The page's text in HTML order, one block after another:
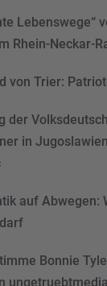
Lebenswege“
Rhein-Neckar-
von Trier:
der
in
auf Abwegen:
Bonnie
ungetruebtmedia